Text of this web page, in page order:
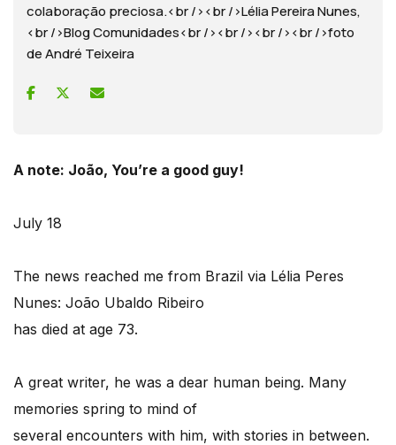
colaboração preciosa.<br /><br />Lélia Pereira Nunes,
<br />Blog Comunidades<br /><br /><br /><br />foto
de André Teixeira
A note: João, You’re a good guy!
July 18
The news reached me from Brazil via Lélia Peres
Nunes: João Ubaldo Ribeiro
has died at age 73.
A great writer, he was a dear human being. Many
memories spring to mind of
several encounters with him, with stories in between.